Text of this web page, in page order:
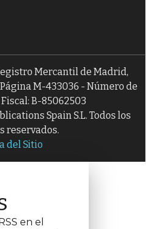
Mercantil de Madrid,
M-433036 - Número de
B-85062503
Spain S.L. Todos los
reservados.
del Sitio
en el